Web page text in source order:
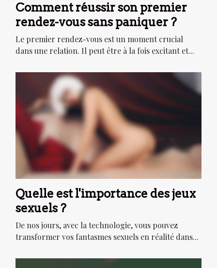
Comment réussir son premier
rendez-vous sans paniquer ?
Le premier rendez-vous est un moment crucial
dans une relation. Il peut être à la fois excitant et...
Quelle est l'importance des jeux
sexuels ?
De nos jours, avec la technologie, vous pouvez
transformer vos fantasmes sexuels en réalité dans...